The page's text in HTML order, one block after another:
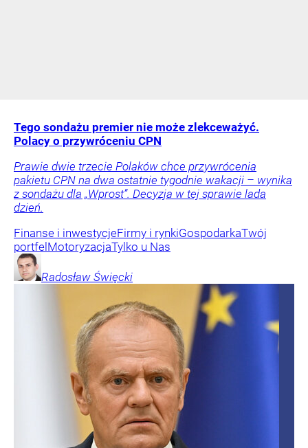
Tego sondażu premier nie może zlekceważyć.
Polacy o przywróceniu CPN
Prawie dwie trzecie Polaków chce przywrócenia
pakietu CPN na dwa ostatnie tygodnie wakacji – wynika
z sondażu dla „Wprost”. Decyzja w tej sprawie lada
dzień.
Finanse i inwestycjeFirmy i rynkiGospodarkaTwój
portfel MotoryzacjaTylko u Nas
Radosław Święcki